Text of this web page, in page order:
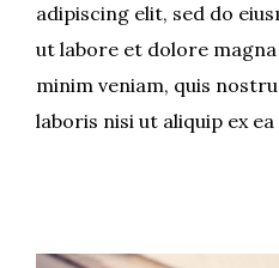
adipiscing elit, sed do
ut labore et dolore
minim veniam, quis
laboris nisi ut aliquip ex ea